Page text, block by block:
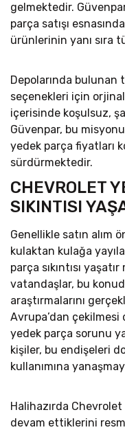
gelmektedir.
parça satışı
ürünlerinin yanı sıra
Depolarında bulunan
seçenekleri için
içerisinde koşulsuz,
Güvenpar, bu
yedek parça fiyatları
sürdürmektedir.
CHEVROLET
SIKINTISI
Genellikle satın alım
kulaktan kulağa
parça sıkıntısı
vatandaşlar, bu
araştırmalarını
Avrupa’dan çekilmesi
yedek parça sorunu
kişiler, bu endişeleri
kullanımına
Halihazırda
devam ettiklerini